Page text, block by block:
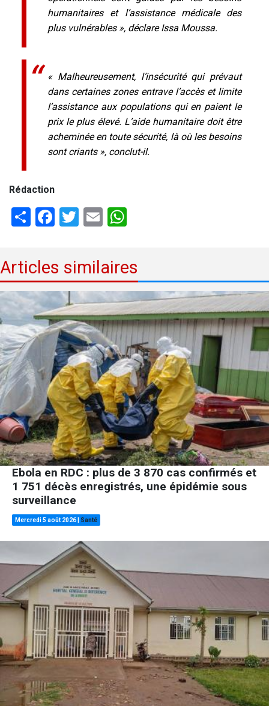
humanitaires et l’assistance médicale des
plus vulnérables », déclare Issa Moussa.
« Malheureusement, l’insécurité qui prévaut
dans certaines zones entrave l’accès et limite
l’assistance aux populations qui en paient le
prix le plus élevé. L’aide humanitaire doit être
acheminée en toute sécurité, là où les besoins
sont criants », conclut-il.
Rédaction
ShareFacebook
Twitter
Email
Articles similaires
Ebola en RDC : plus de 3 870 cas confirmés et
1 751 décès enregistrés, une épidémie sous
surveillance
Mercredi 5 août 2026 Santé